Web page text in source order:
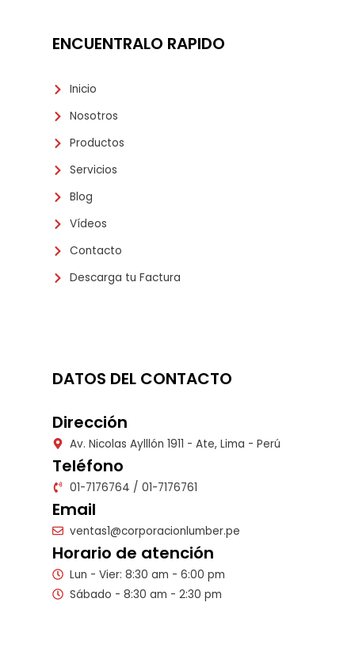
ENCUENTRALO RAPIDO
Inicio
Nosotros
Productos
Servicios
Blog
Vídeos
Contacto
Descarga tu Factura
DATOS DEL CONTACTO
Dirección
Av. Nicolas Aylllón 1911 - Ate, Lima - Perú
Teléfono
01-7176764 / 01-7176761
Email
ventas1@corporacionlumber.pe
Horario de atención
Lun - Vier: 8:30 am - 6:00 pm
Sábado - 8:30 am - 2:30 pm